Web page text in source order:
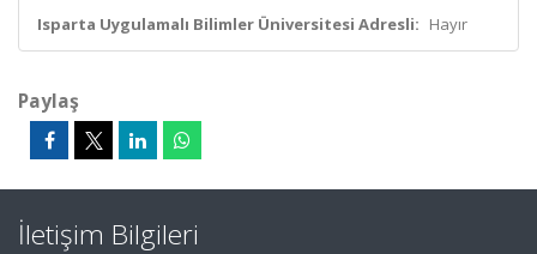
Isparta Uygulamalı Bilimler Üniversitesi Adresli: Hayır
Paylaş
İletişim Bilgileri